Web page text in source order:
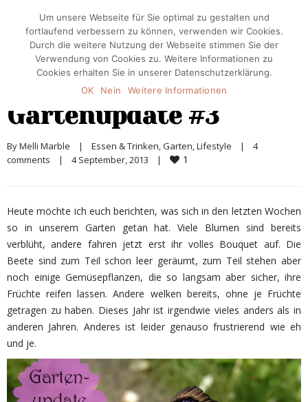
Gartenupdate #3
By Melli Marble | Essen & Trinken, Garten, Lifestyle |
4
comments
| 4 September, 2013 | 1
Heute möchte ich euch berichten, was sich in den letzten Wochen
so in unserem Garten getan hat. Viele Blumen sind bereits
verblüht, andere fahren jetzt erst ihr volles Bouquet auf. Die
Beete sind zum Teil schon leer geräumt, zum Teil stehen aber
noch einige Gemüsepflanzen, die so langsam aber sicher, ihre
Früchte reifen lassen. Andere welken bereits, ohne je Früchte
getragen zu haben. Dieses Jahr ist irgendwie vieles anders als in
anderen Jahren. Anderes ist leider genauso frustrierend wie eh
und je.
Um unsere Webseite für Sie optimal zu gestalten und
fortlaufend verbessern zu können, verwenden wir Cookies.
Durch die weitere Nutzung der Webseite stimmen Sie der
Verwendung von Cookies zu. Weitere Informationen zu
Cookies erhalten Sie in unserer Datenschutzerklärung.
OK
Nein Weitere Informationen